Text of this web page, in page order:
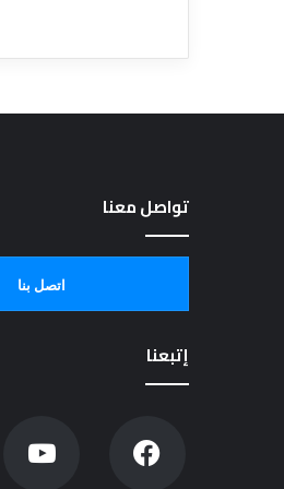
تواصل معنا
اتصل بنا
إتبعنا